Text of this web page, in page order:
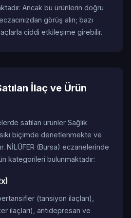
Ancak bu ürünlerin doğru
görüş alın; bazı
ciddi etkileşime girebilir.
İlaç ve Ürün
satılan ürünler Sağlık
sıkı biçimde denetlenmekte ve
NİLÜFER (Bursa) eczanelerinde
kategorileri bulunmaktadır:
(tansiyon ilaçları),
ilaçları), antidepresan ve